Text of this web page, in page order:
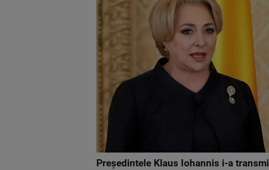
Președintele Klaus Iohannis i-a